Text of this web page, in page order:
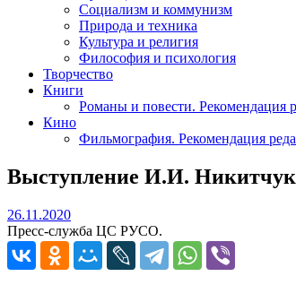
Социализм и коммунизм
Природа и техника
Культура и религия
Философия и психология
Творчество
Книги
Романы и повести. Рекомендация
Кино
Фильмография. Рекомендация
Выступление И.И.
26.11.202026.11.2020
Пресс-служба ЦС РУСО.